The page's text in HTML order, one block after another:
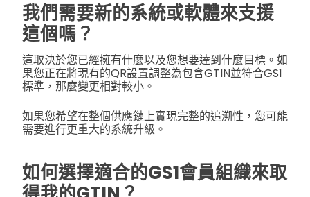
我們需要新的系統或軟體來支援
這個嗎？
這取決於您已經擁有什麼以及您想要達到什麼目標。如
果您正在將現有的QR設置調整為包含GTIN並符合GS1
標準，那麼變更相對較小。
如果您希望在整個供應鏈上實現完整的追溯性，您可能
需要進行更重大的系統升級。
如何選擇適合的GS1會員組織來取